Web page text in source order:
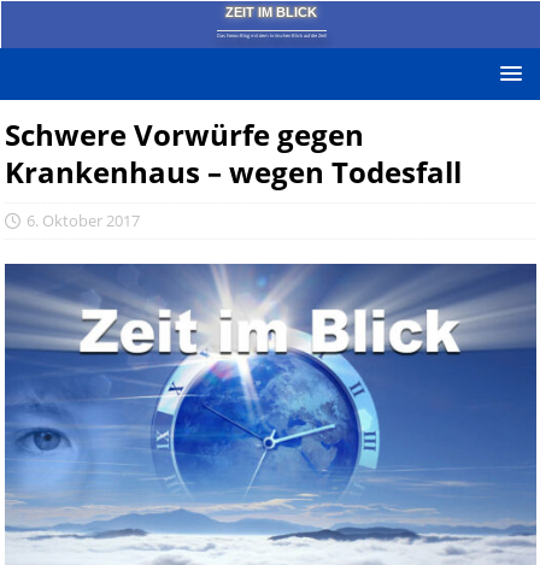
ZEIT IM BLICK
Das News-Blog mit dem kritischen Blick auf die Zeit!
Schwere Vorwürfe gegen
Krankenhaus – wegen Todesfall
6. Oktober 2017